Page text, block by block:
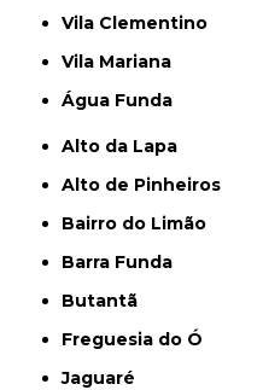
Vila Clementino
Vila Mariana
Água Funda
Alto da Lapa
Alto de Pinheiros
Bairro do Limão
Barra Funda
Butantã
Freguesia do Ó
Jaguaré